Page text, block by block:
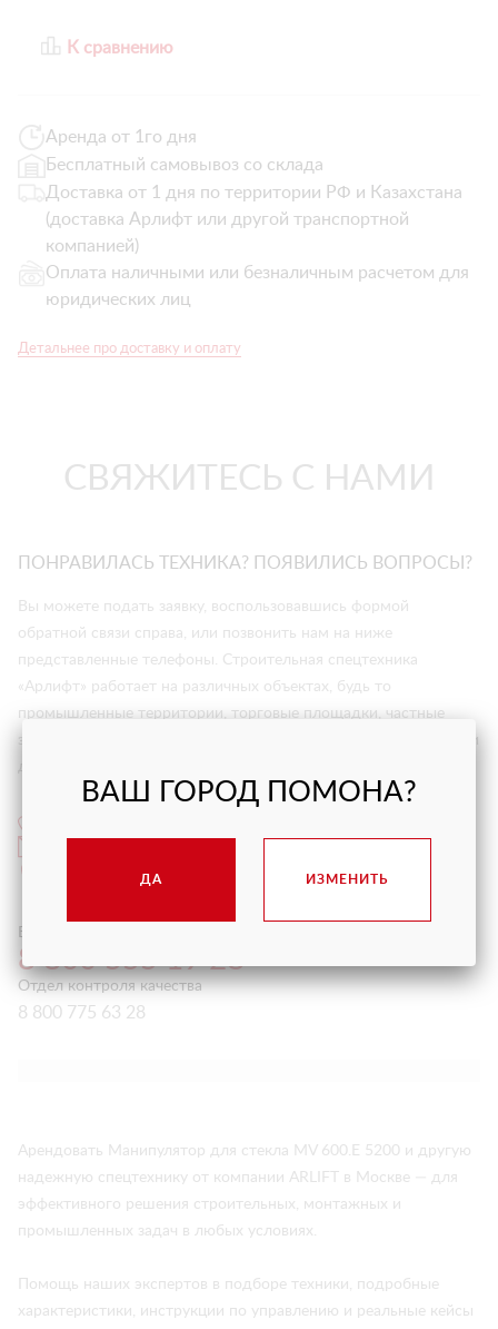
К сравнению
Аренда от 1го дня
Бесплатный самовывоз со склада
Доставка от 1 дня по территории РФ и Казахстана
(доставка Арлифт или другой транспортной
компанией)
Оплата наличными или безналичным расчетом для
юридических лиц
Детальнее про доставку и оплату
СВЯЖИТЕСЬ С НАМИ
ПОНРАВИЛАСЬ ТЕХНИКА? ПОЯВИЛИСЬ ВОПРОСЫ?
Вы можете подать заявку, воспользовавшись формой
обратной связи справа, или позвонить нам на ниже
представленные телефоны. Строительная спецтехника
«Арлифт» работает на различных объектах, будь то
промышленные территории, торговые площадки, частные
загородные участки, музеи и галереи, объекты коммерческой и
Офисы продаж
Бесплатная горячая линия 24/7
8 800 555 19 28
Отдел контроля качества
8 800 775 63 28
Арендовать Манипулятор для стекла MV 600.E 5200 и другую
надежную спецтехнику от компании ARLIFT в Москве — для
эффективного решения строительных, монтажных и
промышленных задач в любых условиях.
Помощь наших экспертов в подборе техники, подробные
характеристики, инструкции по управлению и реальные кейсы
ВАШ ГОРОД ПОМОНА?
ДА ИЗМЕНИТЬ